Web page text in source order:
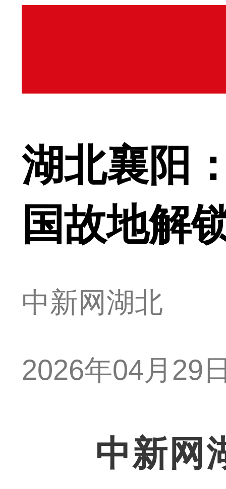
湖北襄阳
国故地解
中新网湖北
2026年04月29
中新网